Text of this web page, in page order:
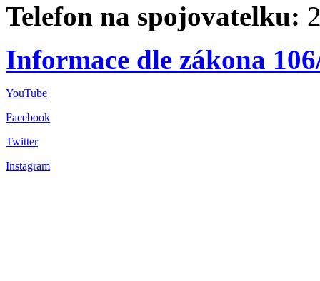
Telefon na spojovatelku:
Informace dle zákona
YouTube
Facebook
Twitter
Instagram